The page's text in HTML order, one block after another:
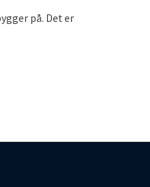
på. Det er